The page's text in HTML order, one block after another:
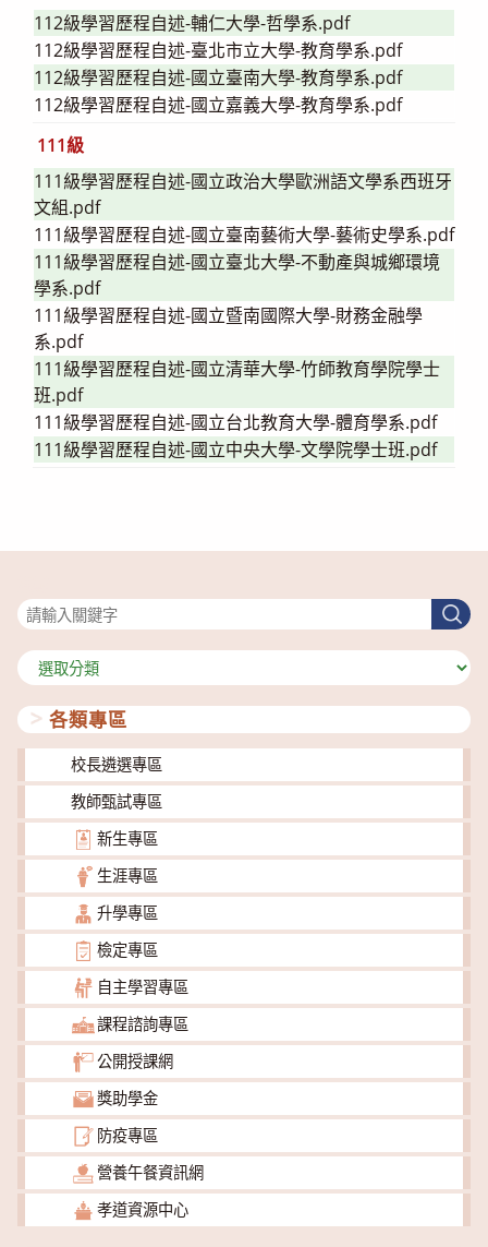
112級學習歷程自述-輔仁大學-哲學系.pdf
112級學習歷程自述-臺北市立大學-教育學系.pdf
112級學習歷程自述-國立臺南大學-教育學系.pdf
112級學習歷程自述-國立嘉義大學-教育學系.pdf
111級
111級學習歷程自述-國立政治大學歐洲語文學系西班牙
文組.pdf
111級學習歷程自述-國立臺南藝術大學-藝術史學系.pdf
111級學習歷程自述-國立臺北大學-不動產與城鄉環境
學系.pdf
111級學習歷程自述-國立暨南國際大學-財務金融學
系.pdf
111級學習歷程自述-國立清華大學-竹師教育學院學士
班.pdf
111級學習歷程自述-國立台北教育大學-體育學系.pdf
111級學習歷程自述-國立中央大學-文學院學士班.pdf
搜
尋
分
類
各類專區
校長遴選專區
教師甄試專區
新生專區
生涯專區
升學專區
檢定專區
自主學習專區
課程諮詢專區
公開授課網
獎助學金
防疫專區
營養午餐資訊網
孝道資源中心